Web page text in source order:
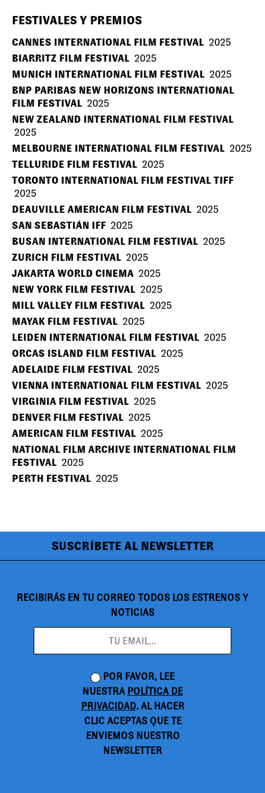
FESTIVALES Y PREMIOS
CANNES INTERNATIONAL FILM FESTIVAL 2025
BIARRITZ FILM FESTIVAL 2025
MUNICH INTERNATIONAL FILM FESTIVAL 2025
BNP PARIBAS NEW HORIZONS INTERNATIONAL
FILM FESTIVAL 2025
NEW ZEALAND INTERNATIONAL FILM FESTIVAL
2025
MELBOURNE INTERNATIONAL FILM FESTIVAL 2025
TELLURIDE FILM FESTIVAL 2025
TORONTO INTERNATIONAL FILM FESTIVAL TIFF
2025
DEAUVILLE AMERICAN FILM FESTIVAL 2025
SAN SEBASTIÁN IFF 2025
BUSAN INTERNATIONAL FILM FESTIVAL 2025
ZURICH FILM FESTIVAL 2025
JAKARTA WORLD CINEMA 2025
NEW YORK FILM FESTIVAL 2025
MILL VALLEY FILM FESTIVAL 2025
MAYAK FILM FESTIVAL 2025
LEIDEN INTERNATIONAL FILM FESTIVAL 2025
ORCAS ISLAND FILM FESTIVAL 2025
ADELAIDE FILM FESTIVAL 2025
VIENNA INTERNATIONAL FILM FESTIVAL 2025
VIRGINIA FILM FESTIVAL 2025
DENVER FILM FESTIVAL 2025
AMERICAN FILM FESTIVAL 2025
NATIONAL FILM ARCHIVE INTERNATIONAL FILM
FESTIVAL 2025
PERTH FESTIVAL 2025
SUSCRÍBETE AL NEWSLETTER
RECIBIRÁS EN TU CORREO TODOS LOS ESTRENOS Y
NOTICIAS
POR FAVOR, LEE
NUESTRA POLÍTICA DE
PRIVACIDAD. AL HACER
CLIC ACEPTAS QUE TE
ENVIEMOS NUESTRO
NEWSLETTER